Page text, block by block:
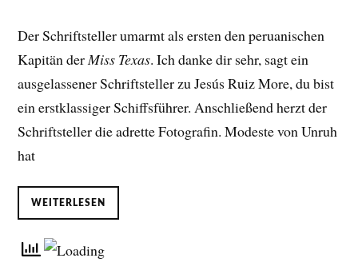
Der Schriftsteller umarmt als ersten den peruanischen
Kapitän derMiss Texas. Ich danke dir sehr, sagt ein
ausgelassener Schriftsteller zu Jesús Ruiz More, du bist
ein erstklassiger Schiffsführer. Anschließend herzt der
Schriftsteller die adrette Fotografin. Modeste von Unruh
hat
WEITERLESEN